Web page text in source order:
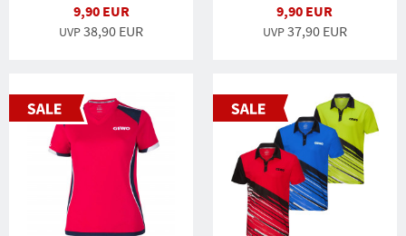
9,90 EUR
UVP38,90 EUR
9,90 EUR
UVP37,90 EUR